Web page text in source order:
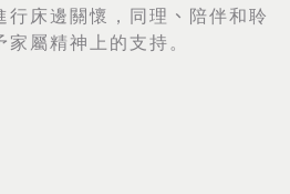
行床邊關懷，同理 、 陪伴和聆
屬精神上的支持。